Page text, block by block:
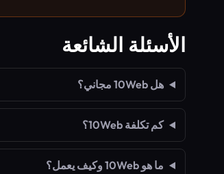
الأسئلة الشائعة
هل 10Web مجاني؟
كم تكلفة 10Web؟
ما هو 10Web وكيف يعمل؟